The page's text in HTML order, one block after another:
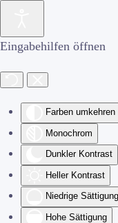
Eingabehilfen öffnen
Farben umkehren
Monochrom
Dunkler Kontrast
Heller Kontrast
Niedrige Sättigung
Hohe Sättigung
Zum Hauptinhalt